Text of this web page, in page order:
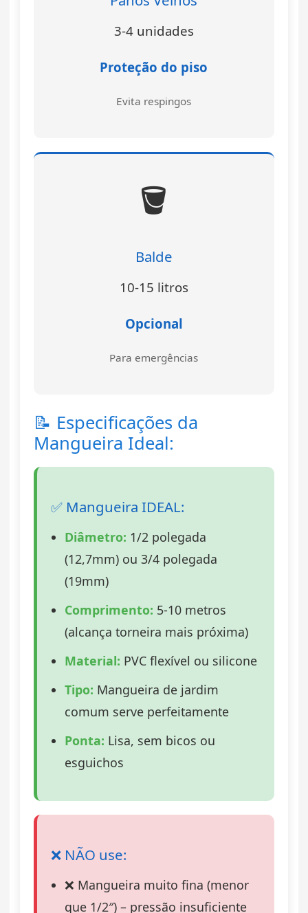
3-4 unidades
Proteção do piso
Evita respingos
🪣
Balde
10-15 litros
Opcional
Para emergências
📝 Especificações da
Mangueira Ideal:
✅ Mangueira IDEAL:
Diâmetro: 1/2 polegada
(12,7mm) ou 3/4 polegada
(19mm)
Comprimento: 5-10 metros
(alcança torneira mais próxima)
Material: PVC flexível ou silicone
Tipo: Mangueira de jardim
comum serve perfeitamente
Ponta: Lisa, sem bicos ou
esguichos
❌ NÃO use:
❌ Mangueira muito fina (menor
que 1/2″) – pressão insuficiente